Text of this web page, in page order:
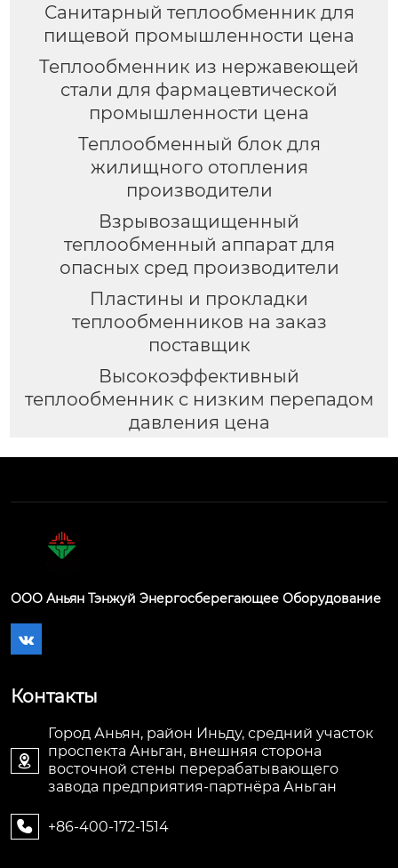
Санитарный теплообменник для
пищевой промышленности цена
Теплообменник из нержавеющей
стали для фармацевтической
промышленности цена
Теплообменный блок для
жилищного отопления
производители
Взрывозащищенный
теплообменный аппарат для
опасных сред производители
Пластины и прокладки
теплообменников на заказ
поставщик
Высокоэффективный
теплообменник с низким перепадом
давления цена
ООО Аньян Тэнжуй Энергосберегающее Оборудование

Контакты

Город Аньян, район Иньду, средний участок
проспекта Аньган, внешняя сторона
восточной стены перерабатывающего
завода предприятия-партнёра Аньган
 +86-400-172-1514